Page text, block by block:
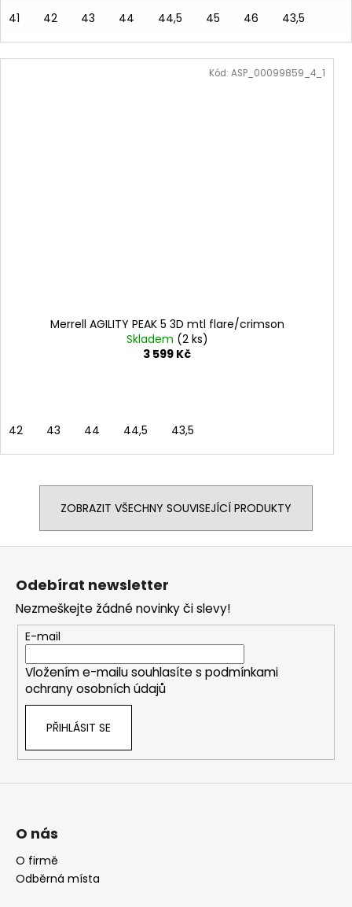
41 42 43 44 44,5 45 46 43,5
Merrell AGILITY PEAK 5 3D mtl flare/crimson
Skladem (2 ks)
3 599 Kč
42 43 44 44,5 43,5
Kód: ASP_00099859_4_1
ZOBRAZIT VŠECHNY SOUVISEJÍCÍ PRODUKTY
Odebírat newsletter
Nezmeškejte žádné novinky či slevy!
E-mail
Vložením e-mailu souhlasíte s podmínkami
ochrany osobních údajů
PŘIHLÁSIT SE
O nás
O firmě
Odběrná místa